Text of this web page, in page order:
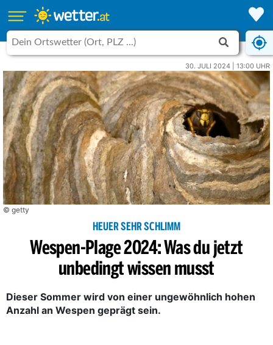
30. JULI 2024 | 13:00 UHR
© getty
HEUER SEHR SCHLIMM
Wespen-Plage 2024: Was du jetzt
unbedingt wissen musst
Dieser Sommer wird von einer ungewöhnlich hohen
Anzahl an Wespen geprägt sein.